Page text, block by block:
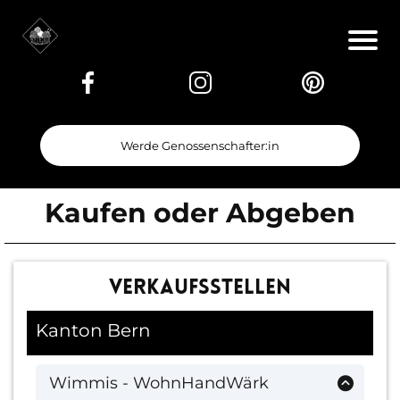
Werde Genossenschafter:in
Kaufen oder Abgeben
Verkaufsstellen
Kanton Bern
Wimmis - WohnHandWärk